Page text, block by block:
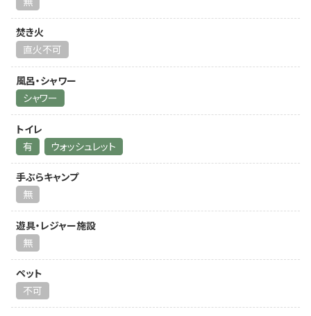
焚き火
直火不可
風呂・シャワー
シャワー
トイレ
有
ウォッシュレット
手ぶらキャンプ
無
遊具・レジャー施設
無
ペット
不可